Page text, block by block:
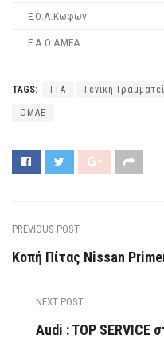
Ε.Ο.Α.Κωφων
Ε.Α.Ο.ΑΜΕΑ
TAGS: ΓΓΑ Γενική
ΟΜΑΕ
PREVIOUS POST
Κοπή Πίτας Nissan
NEXT POST
Audi : TOP SERVICE